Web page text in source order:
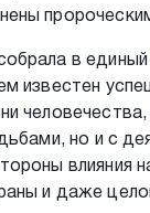
в
известен
но и с
влияния
и даже